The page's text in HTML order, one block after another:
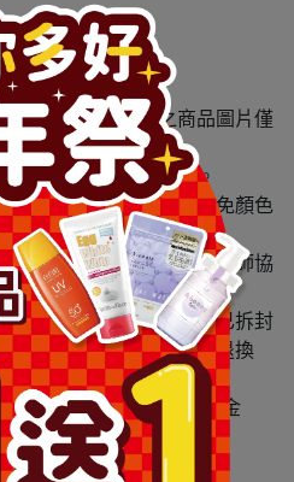
之差異，本賣場之商品圖片僅
。
依實際收到商品為準。
、試用後再行購買，避免顏色
預期反應，請尋求專業醫師協
於私人消耗性產品，如已拆封
品外盒損壞恕無法辦理退換
不包含離島配送(澎湖、金
材說明書